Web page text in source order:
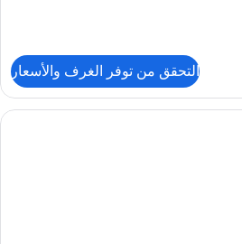
التحقق من توفر الغرف والأسعار
أغطية فراش متميزة وأسرّة بطبقة علوية